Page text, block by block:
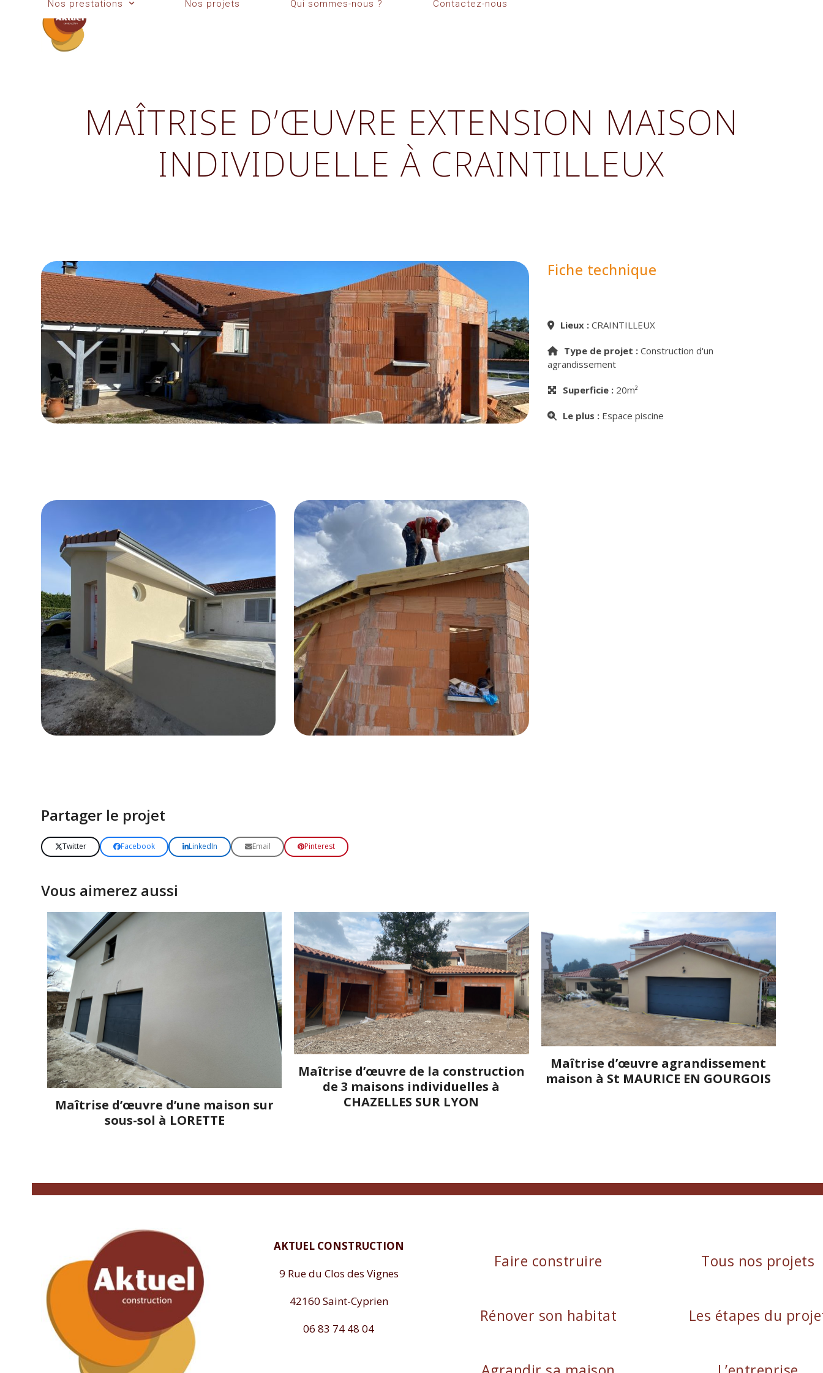
Nos prestations Nos projets Qui sommes-nous ? Contactez-nous
MAÎTRISE D’ŒUVRE EXTENSION MAISON
INDIVIDUELLE À CRAINTILLEUX
Fiche technique
Lieux :CRAINTILLEUX
Type de projet :Construction d'un
agrandissement
Superficie :20m²
Le plus :Espace piscine
Partager le projet
Twitter Facebook LinkedIn Email Pinterest
Vous aimerez aussi
Maîtrise d’œuvre d’une maison sur
sous-sol à LORETTE
Maîtrise d’œuvre de la construction
de 3 maisons individuelles à
CHAZELLES SUR LYON
Maîtrise d’œuvre agrandissement
maison à St MAURICE EN GOURGOIS
AKTUEL CONSTRUCTION
9 Rue du Clos des Vignes
42160 Saint-Cyprien
06 83 74 48 04
Faire construire
Rénover son habitat
Tous nos projets
Les étapes du